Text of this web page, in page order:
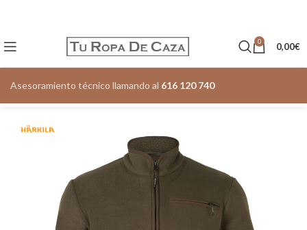
0 0,00€
Asesoramiento técnico llamando al 616 120 740